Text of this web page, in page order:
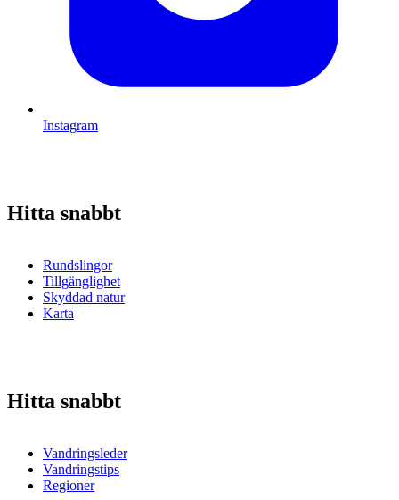
Instagram
Hitta snabbt
Rundslingor
Tillgänglighet
Skyddad natur
Karta
Hitta snabbt
Vandringsleder
Vandringstips
Regioner